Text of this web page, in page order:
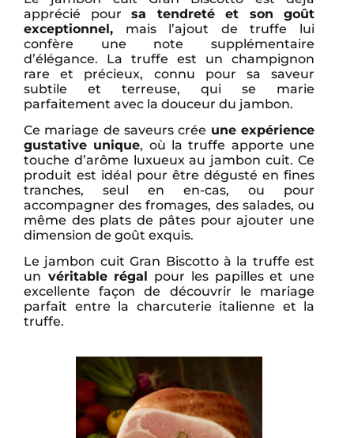
apprécié pour sa tendreté et son goût
exceptionnel, mais l’ajout de truffe lui
confère une note supplémentaire
d’élégance. La truffe est un champignon
rare et précieux, connu pour sa saveur
subtile et terreuse, qui se marie
parfaitement avec la douceur du jambon.
Ce mariage de saveurs crée une expérience
gustative unique, où la truffe apporte une
touche d’arôme luxueux au jambon cuit. Ce
produit est idéal pour être dégusté en fines
tranches, seul en en-cas, ou pour
accompagner des fromages, des salades, ou
même des plats de pâtes pour ajouter une
dimension de goût exquis.
Le jambon cuit Gran Biscotto à la truffe est
un véritable régal pour les papilles et une
excellente façon de découvrir le mariage
parfait entre la charcuterie italienne et la
truffe.